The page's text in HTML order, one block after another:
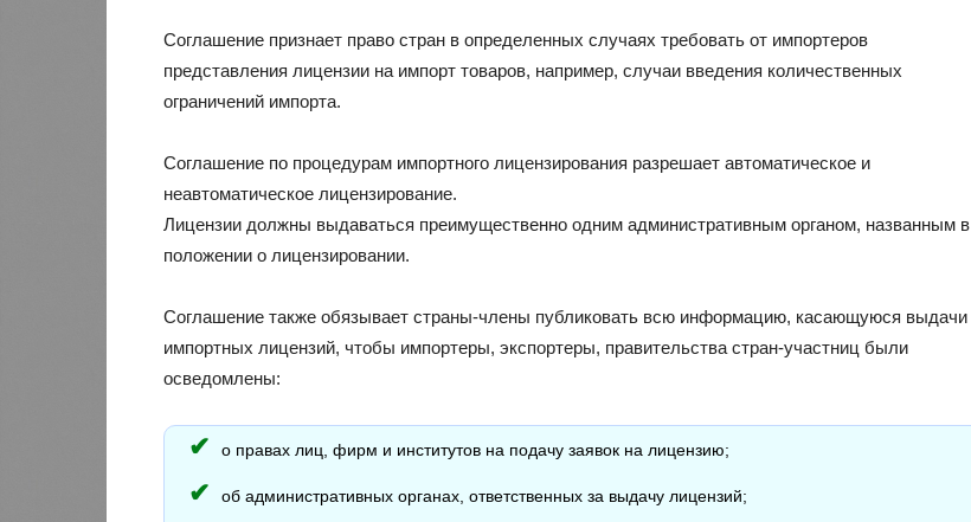
Соглашение признает право стран в определенных случаях требовать от импортеров
представления лицензии на импорт товаров, например, случаи введения количественных
ограничений импорта.
Соглашение по процедурам импортного лицензирования разрешает автоматическое и
неавтоматическое лицензирование.
Лицензии должны выдаваться преимущественно одним административным органом, названным в
положении о лицензировании.
Соглашение также обязывает страны-члены публиковать всю информацию, касающуюся выдачи
импортных лицензий, чтобы импортеры, экспортеры, правительства стран-участниц были
осведомлены:
о правах лиц, фирм и институтов на подачу заявок на лицензию;
об административных органах, ответственных за выдачу лицензий;